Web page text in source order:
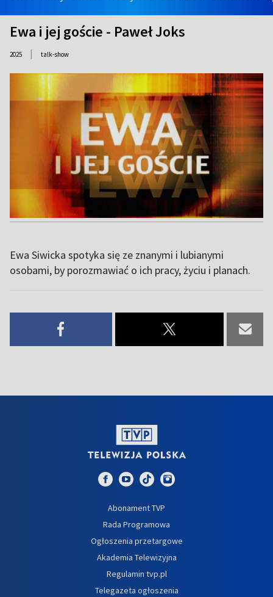
Ewa i jej goście - Paweł Joks
2025 | talk-show
Ewa Siwicka spotyka się ze znanymi i lubianymi
osobami, by porozmawiać o ich pracy, życiu i planach.
Abonament TVP
Rada Programowa
Ogłoszenia przetargowe
Akademia Telewizyjna
Regulamin tvp.pl
Telegazeta ogłoszenia